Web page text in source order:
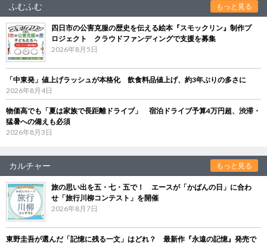
ふむふむ もっと見る
四日市の公害克服の歴史を伝える絵本『スモックリン』制作プ
ロジェクト クラウドファンディングで支援を募集
2026年8月5日
「中東発」値上げラッシュが本格化 飲食料品値上げ、約3年ぶりの多さに
2026年8月4日
物価高でも「夏は家族で長距離ドライブ」 宿泊ドライブ予算4万円超、渋滞・
猛暑への備えも必須
2026年8月3日
カルチャー もっと見る
旅の思い出を五・七・五で！ エースが「かばんの日」に合わ
せ「旅行川柳コンテスト」を開催
2026年8月7日
東野圭吾が選んだ「記憶に残る一文」はどれ？ 最新作『永遠の記憶』発売で